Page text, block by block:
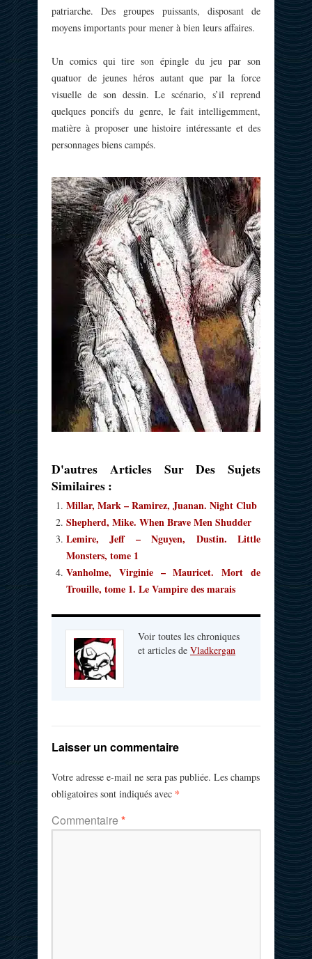
patriarche. Des groupes puissants, disposant de
moyens importants pour mener à bien leurs affaires.
Un comics qui tire son épingle du jeu par son
quatuor de jeunes héros autant que par la force
visuelle de son dessin. Le scénario, s’il reprend
quelques poncifs du genre, le fait intelligemment,
matière à proposer une histoire intéressante et des
personnages biens campés.
D'autres Articles Sur Des Sujets
Similaires :
Millar, Mark – Ramirez, Juanan. Night Club
Shepherd, Mike. When Brave Men Shudder
Lemire, Jeff – Nguyen, Dustin. Little
Monsters, tome 1
Vanholme, Virginie – Mauricet. Mort de
Trouille, tome 1. Le Vampire des marais
Voir toutes les chroniques
et articles de Vladkergan
Laisser un commentaire
Votre adresse e-mail ne sera pas publiée. Les champs
obligatoires sont indiqués avec *
Commentaire *